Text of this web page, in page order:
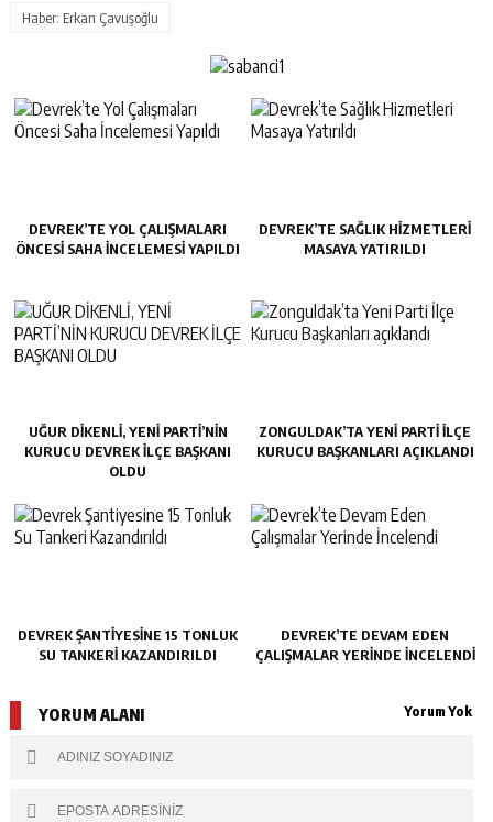
Haber: Erkan Çavuşoğlu
DEVREK’TE YOL ÇALIŞMALARI
ÖNCESI SAHA İNCELEMESI YAPILDI
DEVREK’TE SAĞLIK HIZMETLERI
MASAYA YATIRILDI
UĞUR DİKENLİ, YENİ PARTİ’NİN
KURUCU DEVREK İLÇE BAŞKANI
OLDU
ZONGULDAK’TA YENI PARTI İLÇE
KURUCU BAŞKANLARI AÇIKLANDI
DEVREK ŞANTIYESINE 15 TONLUK
SU TANKERI KAZANDIRILDI
DEVREK’TE DEVAM EDEN
ÇALIŞMALAR YERINDE İNCELENDI
YORUM ALANI Yorum Yok